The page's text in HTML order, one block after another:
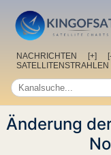
NACHRICHTEN [+]
SATELLITENSTRAHLEN
Änderung